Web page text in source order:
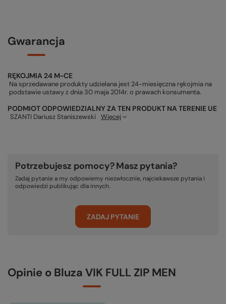
Gwarancja
RĘKOJMIA 24 M-CE
Na sprzedawane produkty udzielana jest 24-miesięczna rękojmia na
podstawie ustawy z dnia 30 maja 2014r. o prawach konsumenta.
PODMIOT ODPOWIEDZIALNY ZA TEN PRODUKT NA TERENIE UE
SZANTI Dariusz Staniszewski Więcej
Potrzebujesz pomocy? Masz pytania?
Zadaj pytanie a my odpowiemy niezwłocznie, najciekawsze pytania i
odpowiedzi publikując dla innych.
ZADAJ PYTANIE
Opinie o Bluza VIK FULL ZIP MEN